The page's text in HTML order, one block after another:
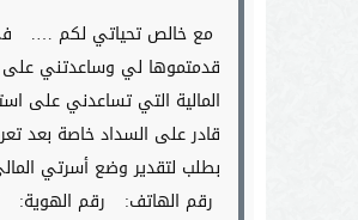
مع خالص تحياتي لكم ….
قدمتموها لي وساعدتني على
المالية التي تساعدني على
قادر على السداد خاصة بعد
بطلب لتقدير وضع أسرتي
رقم الهاتف:
رقم الهوية: